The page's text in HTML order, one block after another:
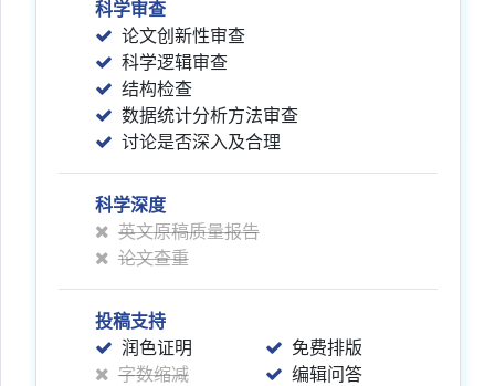
科学审查
论文创新性审查
科学逻辑审查
结构检查
数据统计分析方法审查
讨论是否深入及合理
科学深度
英文原稿质量报告
论文查重
投稿支持
润色证明
免费排版
字数缩减
编辑问答